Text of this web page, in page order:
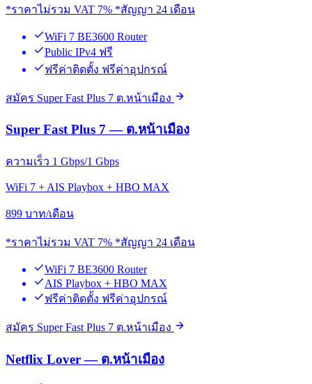
*ราคาไม่รวม VAT 7% *สัญญา 24 เดือน
WiFi 7 BE3600 Router
Public IPv4 ฟรี
ฟรีค่าติดตั้ง ฟรีค่าอุปกรณ์
สมัคร Super Fast Plus 7 ต.หน้าเมือง
Super Fast Plus 7 — ต.หน้าเมือง
ความเร็ว 1 Gbps/1 Gbps
WiFi 7 + AIS Playbox + HBO MAX
899 บาท/เดือน
*ราคาไม่รวม VAT 7% *สัญญา 24 เดือน
WiFi 7 BE3600 Router
AIS Playbox + HBO MAX
ฟรีค่าติดตั้ง ฟรีค่าอุปกรณ์
สมัคร Super Fast Plus 7 ต.หน้าเมือง
Netflix Lover — ต.หน้าเมือง